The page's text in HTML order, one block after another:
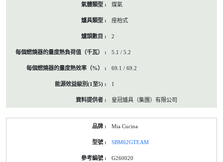
煤氣
座枱式
2
5.1 / 5.2
69.1 / 69.2
1
皇冠爐具（集團）有限公司
Mia Cucina
SBM62GTEAM
G260020